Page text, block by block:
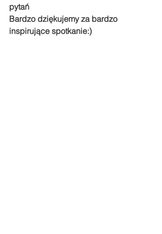
pytań
Bardzo dziękujemy za bardzo
inspirujące spotkanie:)